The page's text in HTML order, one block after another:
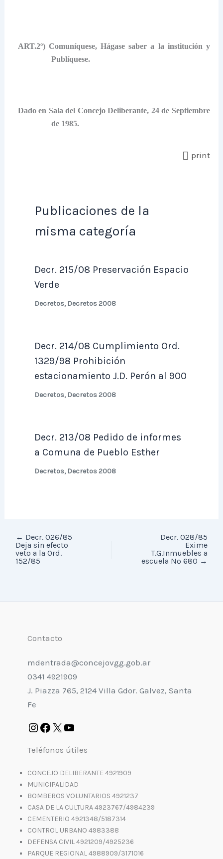
ART.2º) Comuníquese, Hágase saber a la institución y
Publíquese.
Dado en Sala del Concejo Deliberante, 24 de Septiembre
de 1985.
print
Publicaciones de la
misma categoría
Decr. 215/08 Preservación Espacio
Verde
Decretos, Decretos 2008
Decr. 214/08 Cumplimiento Ord.
1329/98 Prohibición
estacionamiento J.D. Perón al 900
Decretos, Decretos 2008
Decr. 213/08 Pedido de informes
a Comuna de Pueblo Esther
Decretos, Decretos 2008
← Decr. 026/85
Deja sin efecto
veto a la Ord.
152/85
Decr. 028/85
Exime
T.G.Inmuebles a
escuela Nº 680 →
Contacto
mdentrada@concejovgg.gob.ar
0341 4921909
J. Piazza 765, 2124 Villa Gdor. Galvez, Santa
Fe
Teléfonos útiles
CONCEJO DELIBERANTE 4921909
MUNICIPALIDAD
BOMBEROS VOLUNTARIOS 4921237
CASA DE LA CULTURA 4923767/4984239
CEMENTERIO 4921348/5187314
CONTROL URBANO 4983388
DEFENSA CIVIL 4921209/4925236
PARQUE REGIONAL 4988909/3171016